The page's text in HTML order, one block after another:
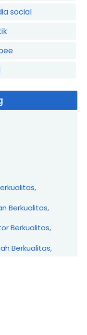
social
Berkualitas,
Berkualitas,
Berkualitas,